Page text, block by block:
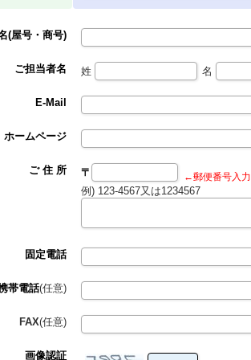
(屋号・商号)
ご担当者名 姓 名
E-Mail
ホームページ
ご 住 所 〒 ←郵便番号入
例) 123-4567又は1234567
固定電話
帯電話(任意)
FAX(任意)
画像認証